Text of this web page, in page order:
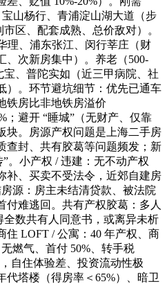
宝山杨行、青浦淀山湖大道（步
区、配套成熟、总价敌对）。
理、浦东张江、闵行莘庄（财
、次新房集中）。养老（500-
、普陀实如（近三甲病院、社
）。环节避坑细节：优先已通车
铁房比非地铁房溢价
；避开 “睡城”（无财产、仅靠
块。房源产权问题是上海二手房
查封、共有胶葛等问题频发；新
。小产权 / 违建：无不动产权
补、买卖不受法令，近郊自建房
源：房主未结清贷款、被法院
付难逃回。共有产权胶葛：多人
数共有人同意书，或离异未析
住 LOFT / 公寓：40 年产权、商
燃气、首付 50%、转手税
自住体验差、投资流动性极
代塔楼（得房率＜65%）、暗卫